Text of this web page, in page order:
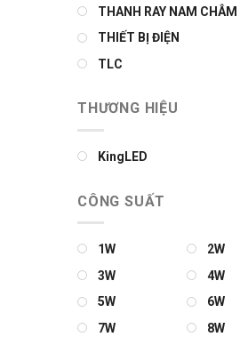
Thanh Nhôm Định
Đèn LED
Hình
THANH RAY NAM CHÂM
THIẾT BỊ ĐIỆN
TLC
THƯƠNG HIỆU
KingLED
CÔNG SUẤT
1W
2W
3W
4W
5W
6W
7W
8W